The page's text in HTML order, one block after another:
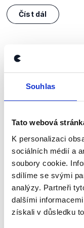
Souhlas
Tato webová
K personalizaci
sociálních médií a
soubory cookie.
sdílíme se svými
analýzy. Partneři
dalšími
získali v důsledku
Číst dál
Zůstaňme
Přihlaste se
newsletteru
kanálu, kde
Začněte nás
přehled o
nepravdy se
Newsletter